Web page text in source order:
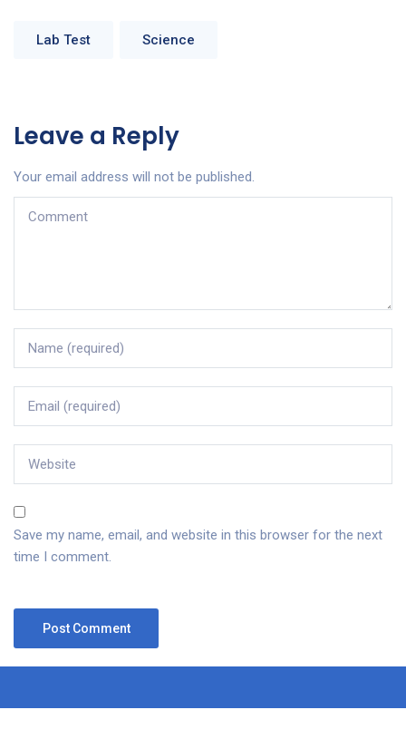
Lab Test Science
Leave a Reply
Your email address will not be published.
Save my name, email, and website in this browser for the next
time I comment.